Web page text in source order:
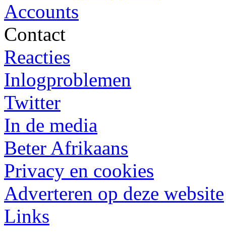
Accounts
Contact
Reacties
Inlogproblemen
Twitter
In de media
Beter Afrikaans
Privacy en cookies
Adverteren op deze website
Links